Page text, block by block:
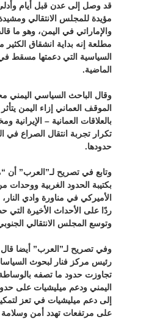
قد وصل إلى عدن قبل أيام
مؤيدة للمجلس الانتقالي
والإماراتي في اليمن، وهو ما
مطلعة إنه بداية انشقاق الكثير
السياسية التي دعمتها مسقط
الماضية.
وقال الباحث السياسي اليمني
الموقف العماني إزاء اليمن
بالعلاقات العمانية –
تكرار تجربة انتقال الصراع في
حدودها.
وتابع في تصريح لـ”العرب” أن
بكتيبة الحدود الغربية ووحدات
الأميركي في مناورة وادي
ردًا على الأحداث الأخيرة
وتوسع المجلس الانتقالي
وفي تصريح لـ”العرب” أيضا
رئيس مركز فنار لبحوث
تجاوزت حدود ما تصفه
اليمني ودعم ميليشيات على
إلى دعم ميليشيات في تعز
على مرتفعات تهدد أمن وسلامة